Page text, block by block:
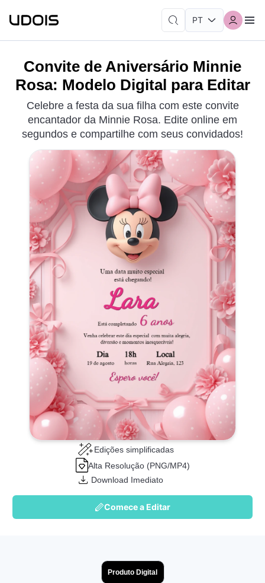
Convite de Aniversário Minnie
Rosa: Modelo Digital para Editar
Celebre a festa da sua filha com este convite
encantador da Minnie Rosa. Edite online em
segundos e compartilhe com seus convidados!
Edições simplificadas
Alta Resolução (PNG/MP4)
Download Imediato
Comece a Editar
Produto Digital